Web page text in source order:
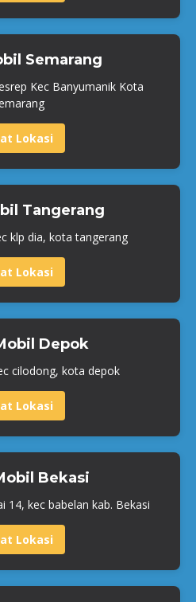
Semarang
Kec Banyumanik Kota
Lokasi
Tangerang
klp dia, kota tangerang
Lokasi
Depok
cilodong, kota depok
Lokasi
Bekasi
14, kec babelan kab. Bekasi
Lokasi